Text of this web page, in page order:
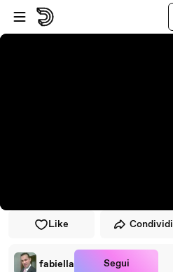
Vai al lettore
Passa al contenuto principale
Like Condividi
fabiella Segui